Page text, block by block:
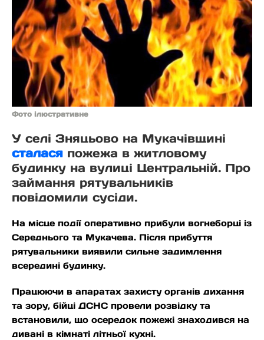
Фото ілюстративне
У селі Зняцьово на Мукачівщині
сталася пожежа в житловому
будинку на вулиці Центральній. Про
займання рятувальників
повідомили сусіди.
На місце події оперативно прибули вогнеборці із
Середнього та Мукачева. Після прибуття
рятувальники виявили сильне задимлення
всередині будинку.
Працюючи в апаратах захисту органів дихання
та зору, бійці ДСНС провели розвідку та
встановили, що осередок пожежі знаходився на
дивані в кімнаті літньої кухні.